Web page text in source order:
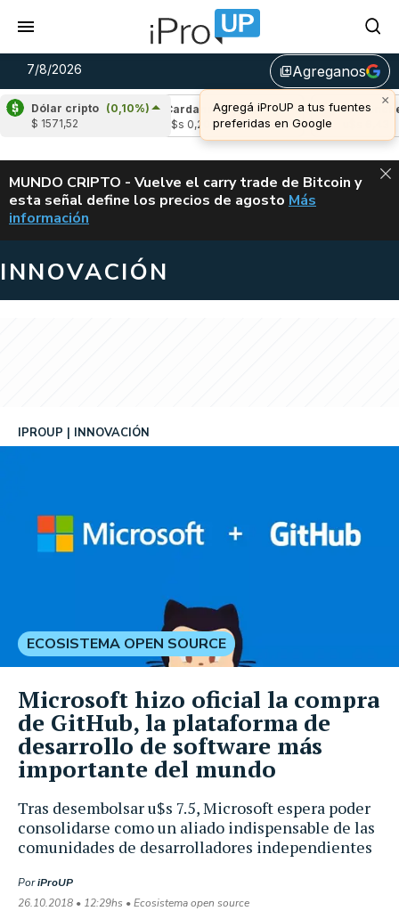
7/8/2026 library_addAgreganos
×
Agregá iProUP a tus fuentes
preferidas en Google
Dólar cripto (0,10%)
$ 1571,52
(-2,20%)
Cardano
(6,41%)
u$s 0,20
Avalanche
u$s 6,43
ALERTA
MUNDO CRIPTO - Vuelve el carry trade de Bitcoin y
esta señal define los precios de agosto VUELVE EL
Más
información
INNOVACIÓN
Tras desembolsar u$s 7.5, Microsoft espera poder
consolidarse como un aliado indispensable de las
comunidades de desarrolladores independientes
IPROUP INNOVACIÓN
PoriProUP
26.10.2018 • 12:29hs • Ecosistema open source
ECOSISTEMA OPEN SOURCE
Microsoft hizo oficial la compra
de GitHub, la plataforma de
desarrollo de software más
importante del mundo